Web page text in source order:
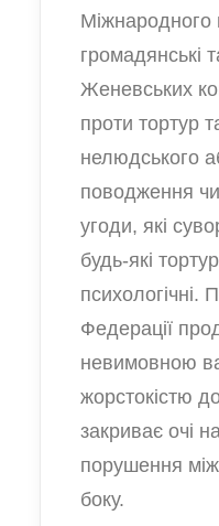
Міжнародного
громадянські
Женевських
проти тортур
нелюдського
поводження
угоди, які
будь-які
психологічні.
Федерації
невимовною
жорстокістю
закриває очі
порушення
боку.